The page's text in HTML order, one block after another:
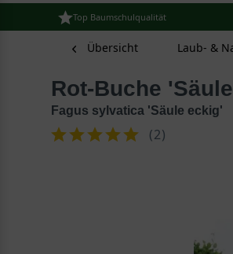
Top Baumschulqualität
Übersicht Laub- &
Rot-Buche
Fagus sylvatica 'Säule eckig'
(2)